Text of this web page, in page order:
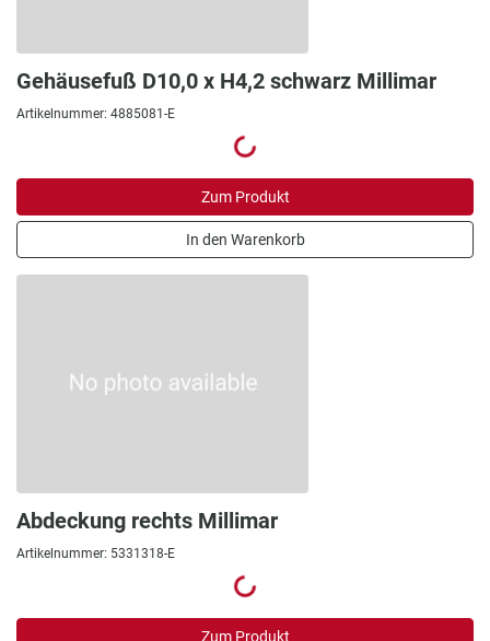
Gehäusefuß D10,0 x H4,2 schwarz Millimar
Artikelnummer: 4885081-E
Zum Produkt
In den Warenkorb
Abdeckung rechts Millimar
Artikelnummer: 5331318-E
Zum Produkt